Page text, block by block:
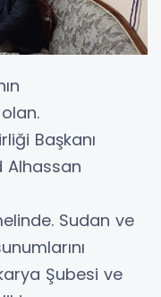
Başkanı
Sudan ve
Şubesi ve